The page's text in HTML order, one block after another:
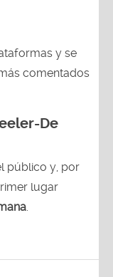
y se
comentados
De
público y, por
lugar
.